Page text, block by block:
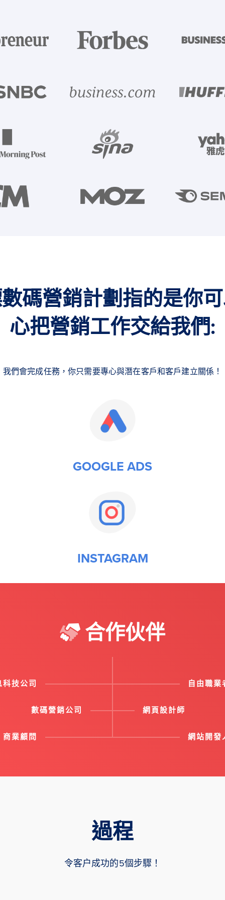
碼營銷計劃指的是你
心把營銷工作交給我們:
我們會完成任務，你只需要專心與潛在客戶和客戶建立關係！
GOOGLE ADS
INSTAGRAM
合作伙伴
科技公司 自由職業
數碼營銷公司 網頁設計師
商業顧問 網站開發
過程
令客户成功的5個步驟！